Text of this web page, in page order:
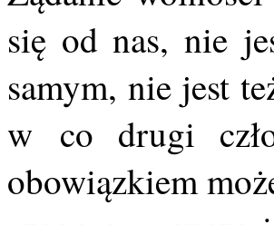
się od nas, nie
samym, nie jest
w co drugi
obowiązkiem